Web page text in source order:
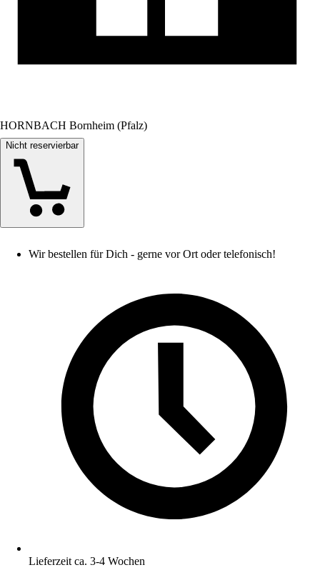
HORNBACH Bornheim (Pfalz)
Nicht reservierbar
Wir bestellen für Dich - gerne vor Ort oder telefonisch!
Lieferzeit ca. 3-4 Wochen